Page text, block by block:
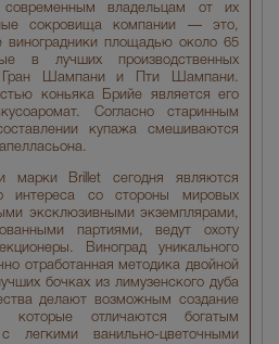
современным владельцам от их
сокровища компании — это,
виноградники площадью около 65
в лучших производственных
Гран Шампани и Пти Шампани.
коньяка Брийе является его
Согласно старинным
купажа смешиваются
марки Brillet сегодня являются
интереса со стороны мировых
эксклюзивными экземплярами,
партиями, ведут охоту
Виноград уникального
отработанная методика двойной
бочках из лимузенского дуба
делают возможным создание
которые отличаются богатым
легкими ванильно-цветочными